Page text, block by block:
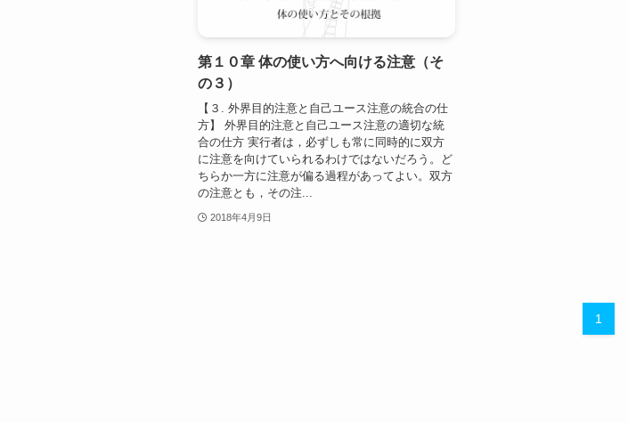
第１０章 体の使い方へ向ける注意（そ
の３）
【３. 外界目的注意と自己ユース注意の統合の仕
方】 外界目的注意と自己ユース注意の適切な統
合の仕方 実行者は，必ずしも常に同時的に双方
に注意を向けていられるわけではないだろう。ど
ちらか一方に注意が偏る過程があってよい。双方
の注意とも，その注...
2018年4月9日
1